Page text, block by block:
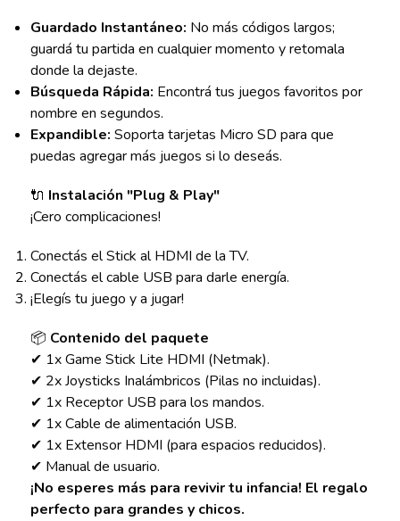
Guardado Instantáneo: No más códigos largos;
guardá tu partida en cualquier momento y retomala
donde la dejaste.
Búsqueda Rápida: Encontrá tus juegos favoritos por
nombre en segundos.
Expandible: Soporta tarjetas Micro SD para que
puedas agregar más juegos si lo deseás.
🔌 Instalación "Plug & Play"
¡Cero complicaciones!
Conectás el Stick al HDMI de la TV.
Conectás el cable USB para darle energía.
¡Elegís tu juego y a jugar!
📦 Contenido del paquete
✔ 1x Game Stick Lite HDMI (Netmak).
✔ 2x Joysticks Inalámbricos (Pilas no incluidas).
✔ 1x Receptor USB para los mandos.
✔ 1x Cable de alimentación USB.
✔ 1x Extensor HDMI (para espacios reducidos).
✔ Manual de usuario.
¡No esperes más para revivir tu infancia! El regalo
perfecto para grandes y chicos.